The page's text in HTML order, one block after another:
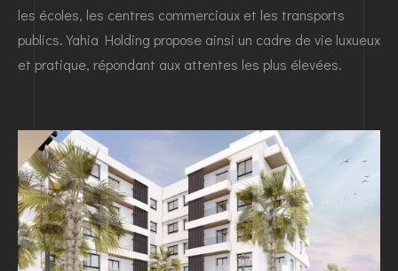
les écoles, les centres commerciaux et les transports
publics. Yahia Holding propose ainsi un cadre de vie luxueux
et pratique, répondant aux attentes les plus élevées.